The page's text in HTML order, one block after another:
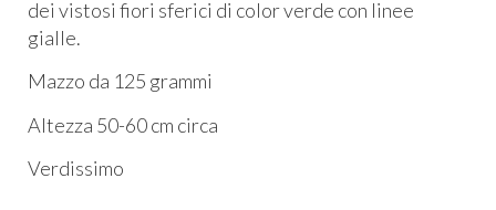
dei vistosi fiori sferici di color verde con linee
gialle.
Mazzo da 125 grammi
Altezza 50-60 cm circa
Verdissimo